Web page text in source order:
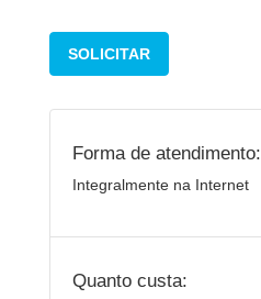
SOLICITAR
Forma de atendimento:
Integralmente na Internet
Quanto custa: